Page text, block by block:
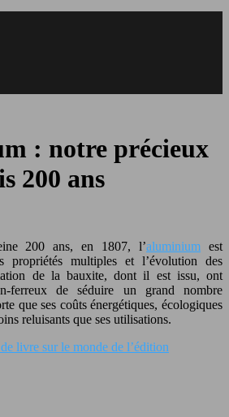
: notre précieux
200 ans
200 ans, en 1807, l’aluminium est
propriétés multiples et l’évolution des
de la bauxite, dont il est issu, ont
ferreux de séduire un grand nombre
que ses coûts énergétiques, écologiques
reluisants que ses utilisations.
livre sur le monde de l’édition